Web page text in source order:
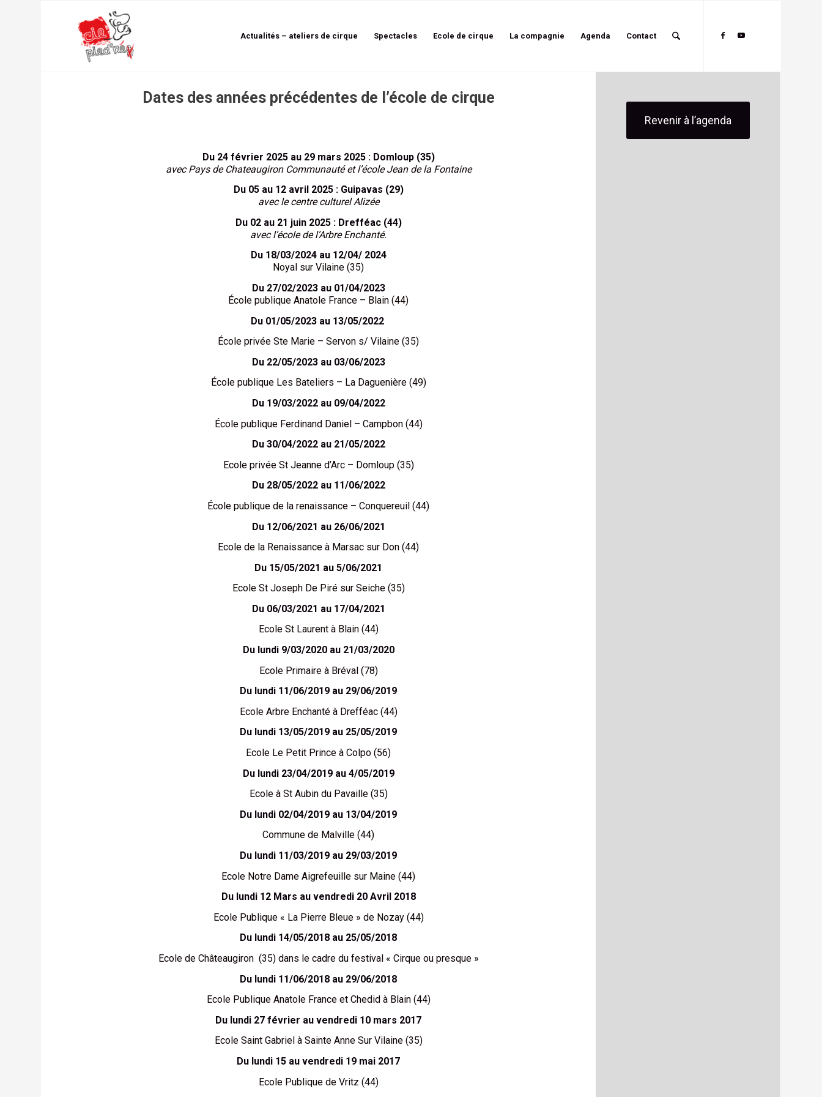
Actualités – ateliers de cirque Spectacles Ecole de cirque La compagnie Agenda Contact
Dates des années précédentes de l’école de cirque
Du 24 février 2025 au 29 mars 2025 : Domloup (35)
avec Pays de Chateaugiron Communauté et l’école Jean de la Fontaine
Du 05 au 12 avril 2025 : Guipavas (29)
avec le centre culturel Alizée
Du 02 au 21 juin 2025 : Drefféac (44)
avec l’école de l’Arbre Enchanté.
Du 18/03/2024 au 12/04/ 2024
Noyal sur Vilaine (35)
Du 27/02/2023 au 01/04/2023
École publique Anatole France – Blain (44)
Du 01/05/2023 au 13/05/2022
École privée Ste Marie – Servon s/ Vilaine (35)
Du 22/05/2023 au 03/06/2023
École publique Les Bateliers – La Daguenière (49)
Du 19/03/2022 au 09/04/2022
École publique Ferdinand Daniel – Campbon (44)
Du 30/04/2022 au 21/05/2022
Ecole privée St Jeanne d’Arc – Domloup (35)
Du 28/05/2022 au 11/06/2022
École publique de la renaissance – Conquereuil (44)
Du 12/06/2021 au 26/06/2021
Ecole de la Renaissance à Marsac sur Don (44)
Du 15/05/2021 au 5/06/2021
Ecole St Joseph De Piré sur Seiche (35)
Du 06/03/2021 au 17/04/2021
Ecole St Laurent à Blain (44)
Du lundi 9/03/2020 au 21/03/2020
Ecole Primaire à Bréval (78)
Du lundi 11/06/2019 au 29/06/2019
Ecole Arbre Enchanté à Drefféac (44)
Du lundi 13/05/2019 au 25/05/2019
Ecole Le Petit Prince à Colpo (56)
Du lundi 23/04/2019 au 4/05/2019
Ecole à St Aubin du Pavaille (35)
Du lundi 02/04/2019 au 13/04/2019
Commune de Malville (44)
Du lundi 11/03/2019 au 29/03/2019
Ecole Notre Dame Aigrefeuille sur Maine (44)
Du lundi 12 Mars au vendredi 20 Avril 2018
Ecole Publique « La Pierre Bleue » de Nozay (44)
Du lundi 14/05/2018 au 25/05/2018
Ecole de Châteaugiron (35) dans le cadre du festival « Cirque ou presque »
Du lundi 11/06/2018 au 29/06/2018
Ecole Publique Anatole France et Chedid à Blain (44)
Du lundi 27 février au vendredi 10 mars 2017
Ecole Saint Gabriel à Sainte Anne Sur Vilaine (35)
Du lundi 15 au vendredi 19 mai 2017
Ecole Publique de Vritz (44)
Revenir à l’agenda